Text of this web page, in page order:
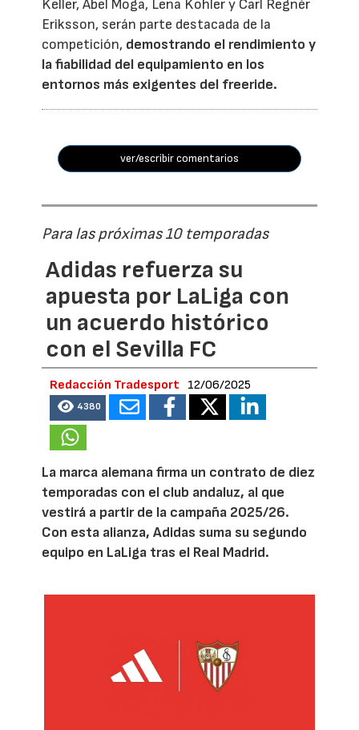
Keller, Abel Moga, Lena Kohler y Carl Regnér
Eriksson, serán parte destacada de la
competición, demostrando el rendimiento y
la fiabilidad del equipamiento en los
entornos más exigentes del freeride.
ver/escribir comentarios
Para las próximas 10 temporadas
Adidas refuerza su
apuesta por LaLiga con
un acuerdo histórico
con el Sevilla FC
Redacción Tradesport 12/06/2025
4380
La marca alemana firma un contrato de diez
temporadas con el club andaluz, al que
vestirá a partir de la campaña 2025/26.
Con esta alianza, Adidas suma su segundo
equipo en LaLiga tras el Real Madrid.